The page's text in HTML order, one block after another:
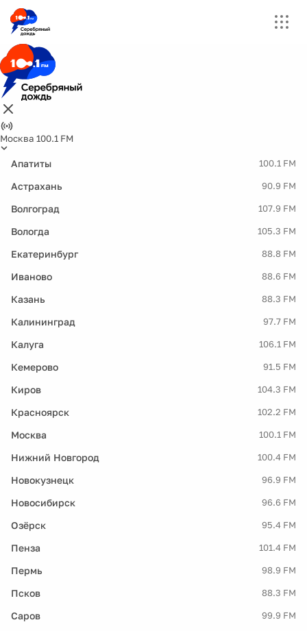
Москва 100.1 FM
Апатиты 100.1 FM
Астрахань 90.9 FM
Волгоград 107.9 FM
Вологда 105.3 FM
Екатеринбург 88.8 FM
Иваново 88.6 FM
Казань 88.3 FM
Калининград 97.7 FM
Калуга 106.1 FM
Кемерово 91.5 FM
Киров 104.3 FM
Красноярск 102.2 FM
Москва 100.1 FM
Нижний Новгород 100.4 FM
Новокузнецк 96.9 FM
Новосибирск 96.6 FM
Озёрск 95.4 FM
Пенза 101.4 FM
Пермь 98.9 FM
Псков 88.3 FM
Саров 99.9 FM